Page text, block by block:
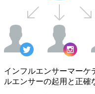
インフルエンサーマーケ
ルエンサーの起用と正確